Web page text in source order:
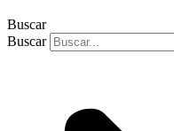
Buscar
Buscar